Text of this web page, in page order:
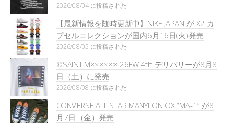
2026/08/04 に投稿された
【最新情報を随時更新中】NIKE JAPAN が X2 カ
プセルコレクションが国内6月16日(火)発売
2026/08/05 に投稿された
©SAINT M×××××× 26FW 4th デリバリーが8月8
日（土）に発売
2026/08/08 に投稿された
CONVERSE ALL STAR MANYLON OX “MA-1” が8
月7日（金）発売